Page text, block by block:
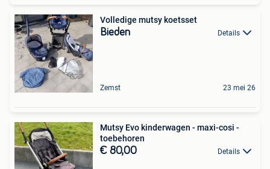
Volledige mutsy koetsset
Bieden Details
Zemst 23 mei 26
Mutsy Evo kinderwagen - maxi-cosi -
toebehoren
€ 80,00 Details